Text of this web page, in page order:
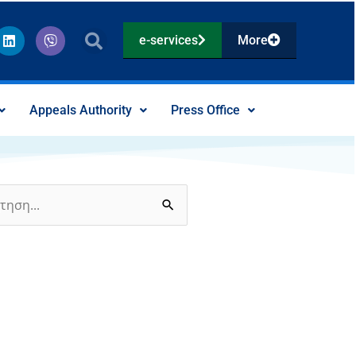
L
i
n
e
V
i
b
r
e-services More
Appeals Authority Press Office